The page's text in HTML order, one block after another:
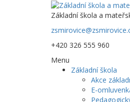
Základní škola a
+420 326 555 960
Menu
Základní škola
Akce
E-